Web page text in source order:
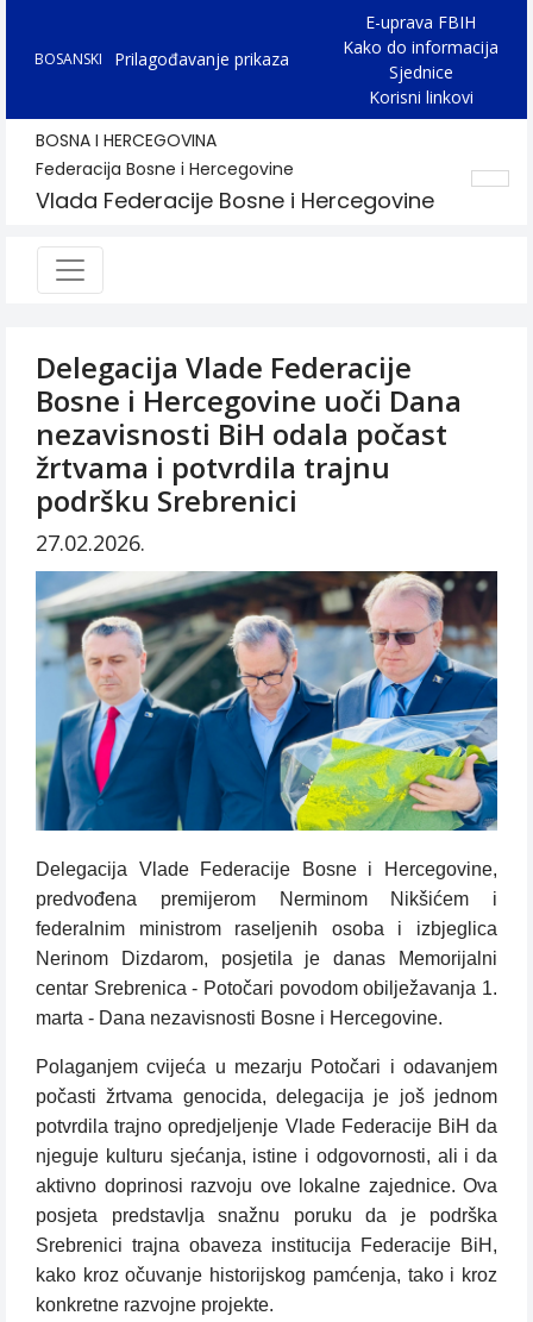
BOSANSKI Prilagođavanje prikaza
E-uprava FBIH
Kako do informacija
Sjednice
Korisni linkovi
BOSNA I HERCEGOVINA
Federacija Bosne i Hercegovine
Vlada Federacije Bosne i Hercegovine
Delegacija Vlade Federacije
Bosne i Hercegovine uoči Dana
nezavisnosti BiH odala počast
žrtvama i potvrdila trajnu
podršku Srebrenici
27.02.2026.
Delegacija Vlade Federacije Bosne i Hercegovine,
predvođena premijerom Nerminom Nikšićem i
federalnim ministrom raseljenih osoba i izbjeglica
Nerinom Dizdarom, posjetila je danas Memorijalni
centar Srebrenica - Potočari povodom obilježavanja 1.
marta - Dana nezavisnosti Bosne i Hercegovine.
Polaganjem cvijeća u mezarju Potočari i odavanjem
počasti žrtvama genocida, delegacija je još jednom
potvrdila trajno opredjeljenje Vlade Federacije BiH da
njeguje kulturu sjećanja, istine i odgovornosti, ali i da
aktivno doprinosi razvoju ove lokalne zajednice. Ova
posjeta predstavlja snažnu poruku da je podrška
Srebrenici trajna obaveza institucija Federacije BiH,
kako kroz očuvanje historijskog pamćenja, tako i kroz
konkretne razvojne projekte.